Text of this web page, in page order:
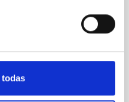
Institute for
University), y